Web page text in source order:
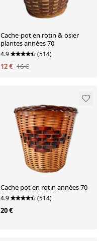
Cache-pot en rotin & osier
plantes années 70
4.9 (514)
12 € 16 €
Cache pot en rotin années 70
4.9 (514)
20 €